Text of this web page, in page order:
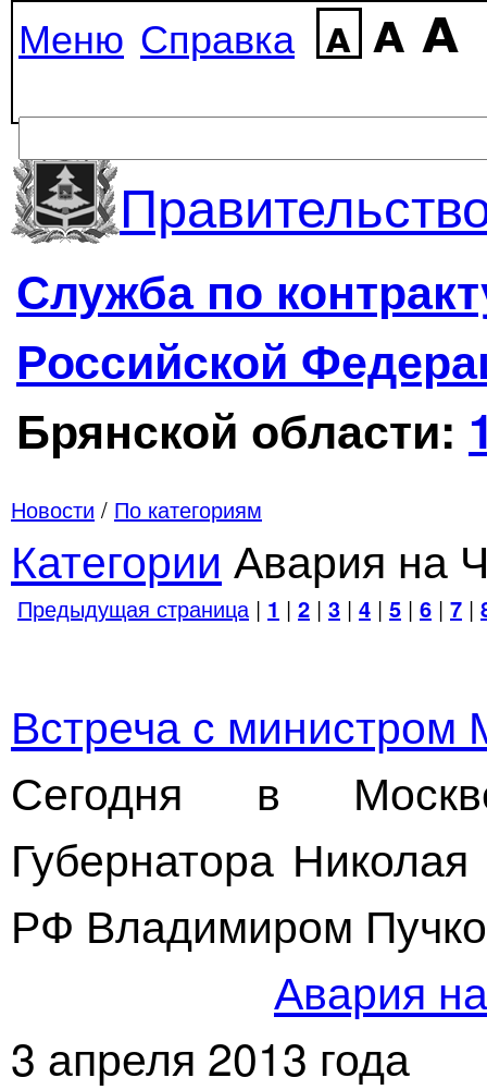
Меню Справка
Служба по
Российской
Брянской области:
Новости / По категориям
Категории Авария на
Предыдущая страница | 1 | 2 | 3 | 4 | 5 | 6 | 7 |
Встреча с
Сегодня в
Губернатора
РФ Владимиром
Авария
3 апреля 2013 года